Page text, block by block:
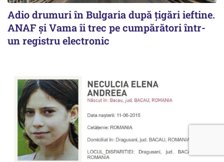
Adio drumuri în Bulgaria după țigări ieftine.
ANAF și Vama îi trec pe cumpărători într-
un registru electronic